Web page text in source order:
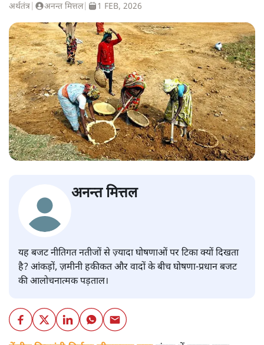
अर्थतंत्र अनन्त मित्तल| 1 FEB, 2026
अनन्त मित्तल
यह बजट नीतिगत नतीजों से ज़्यादा घोषणाओं पर टिका क्यों दिखता
है? आंकड़ों, ज़मीनी हकीकत और वादों के बीच घोषणा-प्रधान बजट
की आलोचनात्मक पड़ताल।